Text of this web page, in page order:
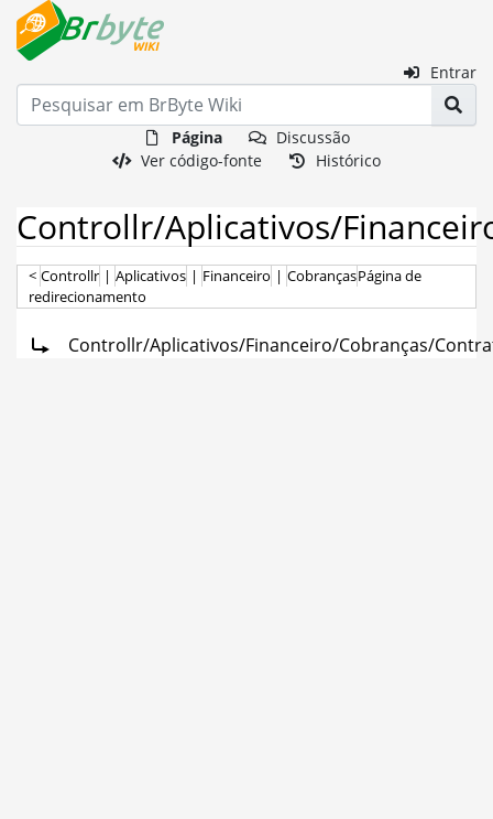
Entrar
Página
Discussão
Ver código-fonte
Histórico
Controllr/Aplicativos/
< Controllr ‎ | Aplicativos ‎ | Financeiro ‎ | CobrançasPágina de
redirecionamento
Controllr/Aplicativos/Financeiro/Cobranças/